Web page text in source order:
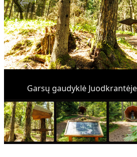
Garsų gaudyklė